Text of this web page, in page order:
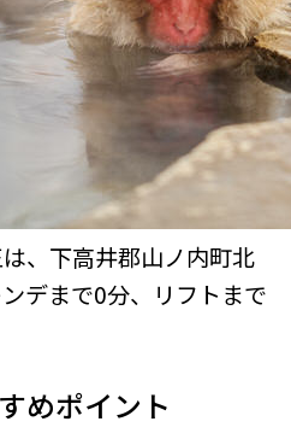
、下高井郡山ノ内町北
デまで0分、リフトまで
めポイント